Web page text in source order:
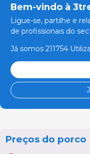
Bem-vindo à
Ligue-se, partilhe e
de profissionais do
Já somos 211754
Preços do porco